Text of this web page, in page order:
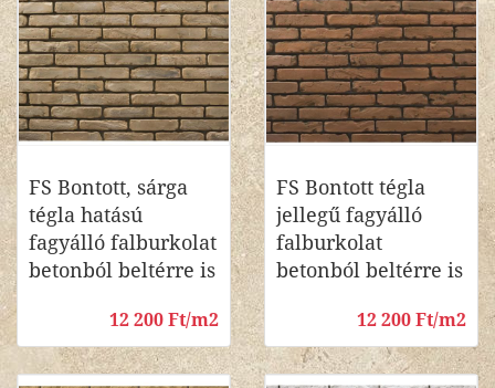
FS Bontott, sárga
tégla hatású
fagyálló falburkolat
betonból beltérre is
12 200 Ft/m2
FS Bontott tégla
jellegű fagyálló
falburkolat
betonból beltérre is
12 200 Ft/m2